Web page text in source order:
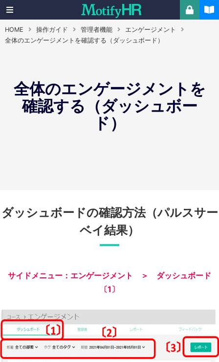
HOME 操作ガイド 管理者機能
エンゲージメント
全体のエンゲージメントを確認する（ダッシュボード）
全体のエンゲージメントを
確認する（ダッシュボー
ド）
ダッシュボードの確認方法（パルスサー
ベイ結果）
サイドメニュー：エンゲージメント ＞ ダッシュボード
〔1〕